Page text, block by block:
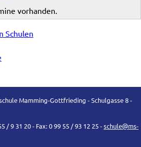
vorhanden.
Mamming-Gottfrieding - Schulgasse 8 -
/ 9 31 20 - Fax: 0 99 55 / 93 12 25 -schule@ms-